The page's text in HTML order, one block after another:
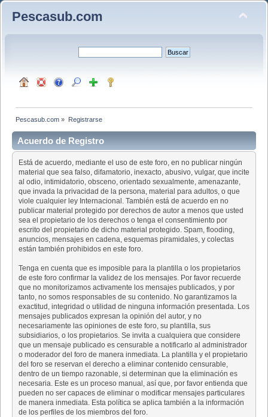
Pescasub.com
Pescasub.com » Registrarse
Acuerdo de Registro
Está de acuerdo, mediante el uso de este foro, en no publicar ningún
material que sea falso, difamatorio, inexacto, abusivo, vulgar, que incite
al odio, intimidatorio, obsceno, orientado sexualmente, amenazante,
que invada la privacidad de la persona, material para adultos, o que
viole cualquier ley Internacional. También está de acuerdo en no
publicar material protegido por derechos de autor a menos que usted
sea el propietario de los derechos o tenga el consentimiento por
escrito del propietario de dicho material protegido. Spam, flooding,
anuncios, mensajes en cadena, esquemas piramidales, y colectas
están también prohibidos en este foro.
Tenga en cuenta que es imposible para la plantilla o los propietarios
de este foro confirmar la validez de los mensajes. Por favor recuerde
que no monitorizamos activamente los mensajes publicados, y por
tanto, no somos responsables de su contenido. No garantizamos la
exactitud, integridad o utilidad de ninguna información presentada. Los
mensajes publicados expresan la opinión del autor, y no
necesariamente las opiniones de este foro, su plantilla, sus
subsidiarios, o los propietarios. Se invita a cualquiera que considere
que un mensaje publicado es censurable a notificarlo al administrador
o moderador del foro de manera inmediata. La plantilla y el propietario
del foro se reservan el derecho a eliminar contenido censurable,
dentro de un tiempo razonable, si determinan que la eliminación es
necesaria. Este es un proceso manual, así que, por favor entienda que
pueden no ser capaces de eliminar o modificar mensajes particulares
de manera inmediata. Esta política se aplica también a la información
de los perfiles de los miembros del foro.